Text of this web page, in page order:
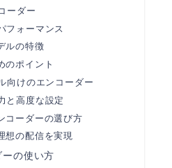
ーダー
フォーマンス
ルの特徴
のポイント
向けのエンコーダー
と高度な設定
コーダーの選び方
想の配信を実現
の使い方